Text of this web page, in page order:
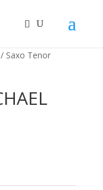
/ Saxo Tenor